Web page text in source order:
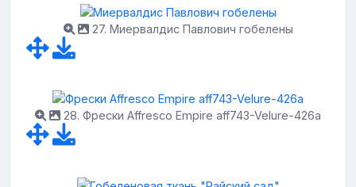
27. Миервалдис Павлович гобелены
28. Фрески Affresco Empire aff743-Velure-426a